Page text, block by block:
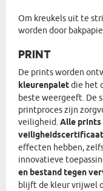
Om kreukels uit te
worden door
PRINT
De prints worden
kleurenpaletdie het
beste weergeeft. De
printproces zijn
veiligheid.Alle prints
veiligheidscertificaat
effecten hebben,
innovatieve
en bestand tegen
blijft de kleur vrijwel